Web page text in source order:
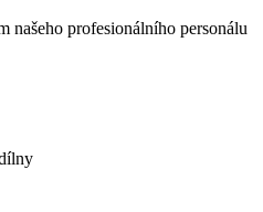
našeho profesionálního personálu